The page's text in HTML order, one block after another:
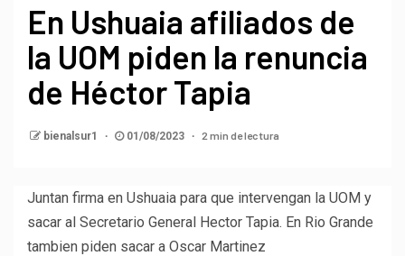
En Ushuaia afiliados de
la UOM piden la renuncia
de Héctor Tapia
bienalsur1 01/08/2023 2 min de lectura
Juntan firma en Ushuaia para que intervengan la UOM y
sacar al Secretario General Hector Tapia. En Rio Grande
tambien piden sacar a Oscar Martinez